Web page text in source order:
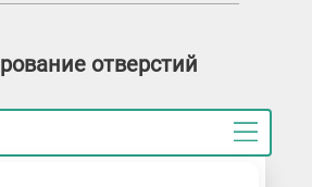
отверстий